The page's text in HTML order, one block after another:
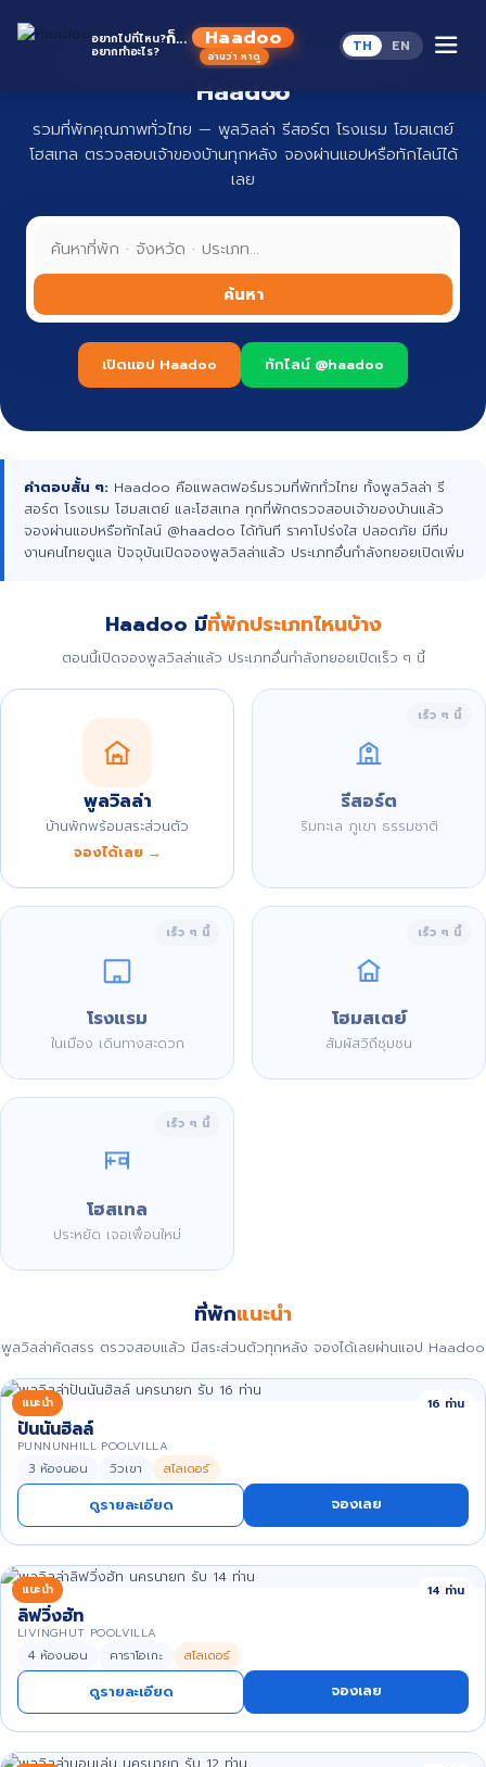
อยากไปที่ไหน?
อยากทำอะไร?
ก็... Haadoo
อ่านว่า หาดู
TH EN
ที่พักทั่วไทย จองง่าย ปลอดภัย กับ
Haadoo
รวมที่พักคุณภาพทั่วไทย — พูลวิลล่า รีสอร์ต โรงแรม โฮมสเตย์
โฮสเทล ตรวจสอบเจ้าของบ้านทุกหลัง จองผ่านแอปหรือทักไลน์ได้
เลย
ค้นหา
เปิดแอป Haadoo ทักไลน์ @haadoo
คำตอบสั้น ๆ: Haadoo คือแพลตฟอร์มรวมที่พักทั่วไทย ทั้งพูลวิลล่า รี
สอร์ต โรงแรม โฮมสเตย์ และโฮสเทล ทุกที่พักตรวจสอบเจ้าของบ้านแล้ว
จองผ่านแอปหรือทักไลน์ @haadoo ได้ทันที ราคาโปร่งใส ปลอดภัย มีทีม
งานคนไทยดูแล ปัจจุบันเปิดจองพูลวิลล่าแล้ว ประเภทอื่นกำลังทยอยเปิดเพิ่ม
Haadoo มีที่พักประเภทไหนบ้าง
ตอนนี้เปิดจองพูลวิลล่าแล้ว ประเภทอื่นกำลังทยอยเปิดเร็ว ๆ นี้
พูลวิลล่า
บ้านพักพร้อมสระส่วนตัว
จองได้เลย →
เร็ว ๆ นี้
รีสอร์ต
ริมทะเล ภูเขา ธรรมชาติ
เร็ว ๆ นี้
โรงแรม
ในเมือง เดินทางสะดวก
เร็ว ๆ นี้
โฮมสเตย์
สัมผัสวิถีชุมชน
เร็ว ๆ นี้
โฮสเทล
ประหยัด เจอเพื่อนใหม่
ที่พักแนะนำ
พูลวิลล่าคัดสรร ตรวจสอบแล้ว มีสระส่วนตัวทุกหลัง จองได้เลยผ่านแอป Haadoo
แนะนำ 16 ท่าน
ปันนันฮิลล์
PUNNUNHILL POOLVILLA
3 ห้องนอน วิวเขา สไลเดอร์
ดูรายละเอียด จองเลย
แนะนำ 14 ท่าน
ลิฟวิ่งฮัท
LIVINGHUT POOLVILLA
4 ห้องนอน คาราโอเกะ สไลเดอร์
ดูรายละเอียด จองเลย